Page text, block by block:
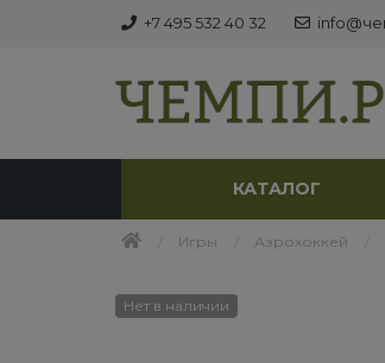
+7 495 532 40 32
КАТАЛОГ
Игры Аэрохоккей
Нет в наличии